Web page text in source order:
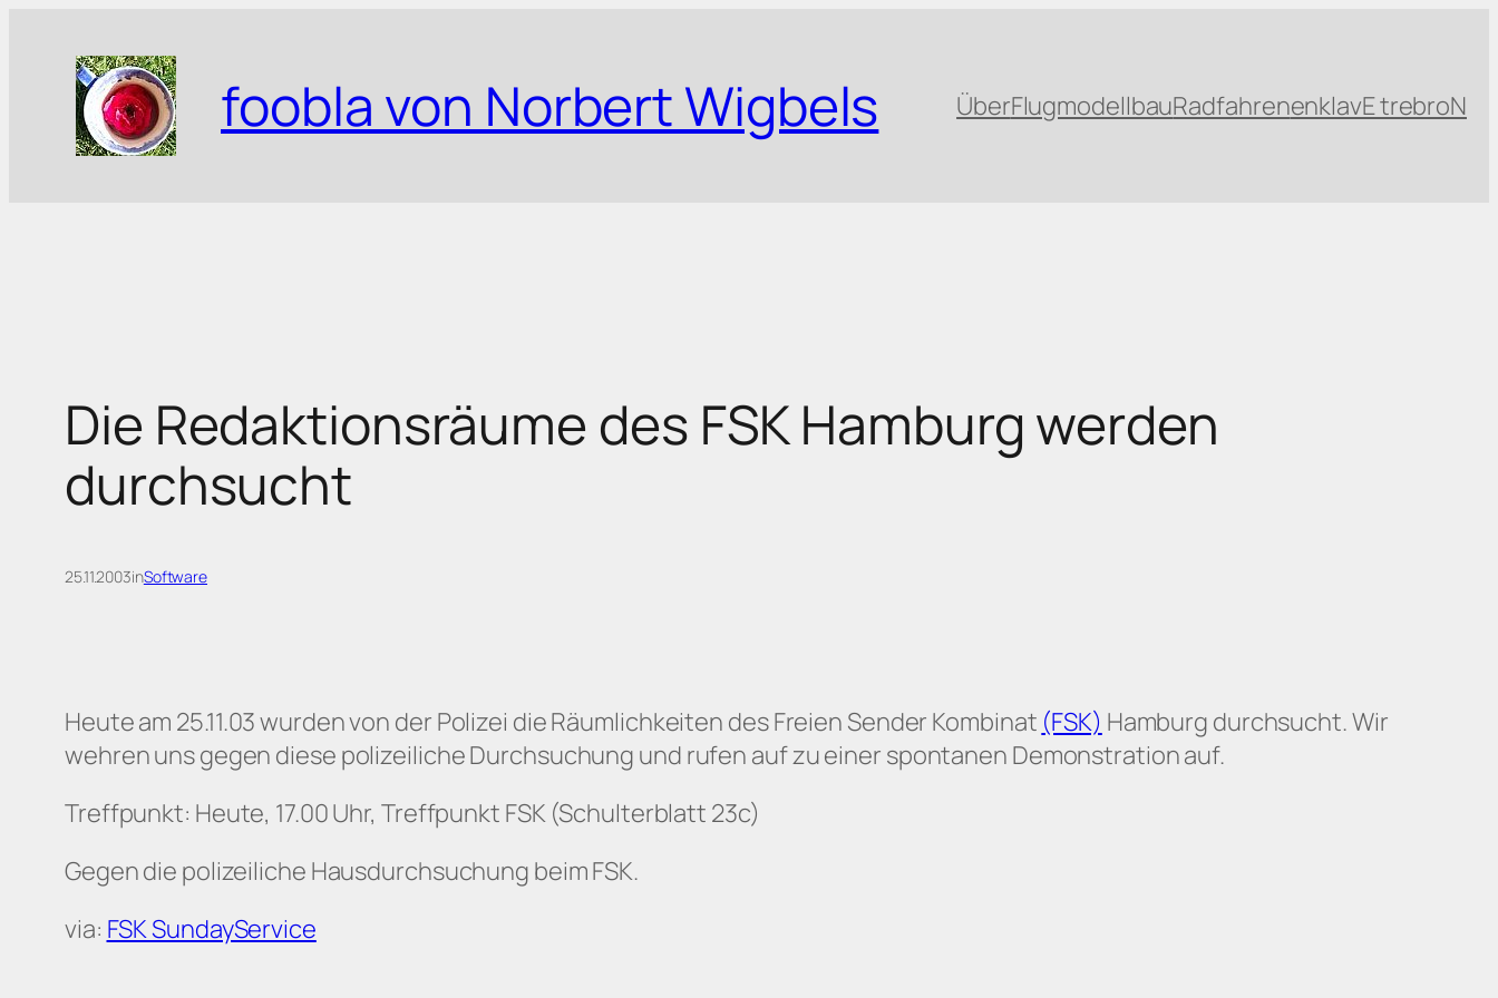
springen
foobla von Norbert Wigbels ÜberFlugmodellbauRadfahrenenklavE trebroN
Die Redaktionsräume des FSK Hamburg werden
durchsucht
25.11.2003inSoftware
Heute am 25.11.03 wurden von der Polizei die Räumlichkeiten des Freien Sender Kombinat (FSK) Hamburg durchsucht. Wir
wehren uns gegen diese polizeiliche Durchsuchung und rufen auf zu einer spontanen Demonstration auf.
Treffpunkt: Heute, 17.00 Uhr, Treffpunkt FSK (Schulterblatt 23c)
Gegen die polizeiliche Hausdurchsuchung beim FSK.
via: FSK SundayService